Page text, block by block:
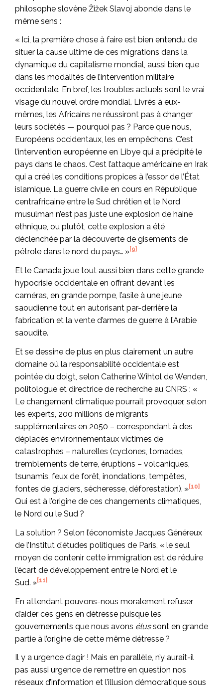
philosophe slovène Žižek Slavoj abonde dans le
même sens :
« Ici, la première chose à faire est bien entendu de
situer la cause ultime de ces migrations dans la
dynamique du capitalisme mondial, aussi bien que
dans les modalités de l’intervention militaire
occidentale. En bref, les troubles actuels sont le vrai
visage du nouvel ordre mondial. Livrés à eux-
mêmes, les Africains ne réussiront pas à changer
leurs sociétés — pourquoi pas ? Parce que nous,
Européens occidentaux, les en empêchons. C’est
l’intervention européenne en Libye qui a précipité le
pays dans le chaos. C’est l’attaque américaine en Irak
qui a créé les conditions propices à l’essor de l’État
islamique. La guerre civile en cours en République
centrafricaine entre le Sud chrétien et le Nord
musulman n’est pas juste une explosion de haine
ethnique, ou plutôt, cette explosion a été
déclenchée par la découverte de gisements de
pétrole dans le nord du pays… »[9]
Et le Canada joue tout aussi bien dans cette grande
hypocrisie occidentale en offrant devant les
caméras, en grande pompe, l’asile à une jeune
saoudienne tout en autorisant par-derrière la
fabrication et la vente d’armes de guerre à l’Arabie
saoudite.
Et se dessine de plus en plus clairement un autre
domaine où la responsabilité occidentale est
pointée du doigt, selon Catherine Wihtol de Wenden,
politologue et directrice de recherche au CNRS : «
Le changement climatique pourrait provoquer, selon
les experts, 200 millions de migrants
supplémentaires en 2050 – correspondant à des
déplacés environnementaux victimes de
catastrophes – naturelles (cyclones, tornades,
tremblements de terre, éruptions – volcaniques,
tsunamis, feux de forêt, inondations, tempêtes,
fontes de glaciers, sécheresse, déforestation). »[10]
Qui est à l’origine de ces changements climatiques,
le Nord ou le Sud ?
La solution ? Selon l’économiste Jacques Généreux
de l’Institut d’études politiques de Paris, « le seul
moyen de contenir cette immigration est de réduire
l’écart de développement entre le Nord et le
Sud. »[11]
En attendant pouvons-nous moralement refuser
d’aider ces gens en détresse puisque les
gouvernements que nous avons élussont en grande
partie à l’origine de cette même détresse ?
Il y a urgence d’agir ! Mais en parallèle, n’y aurait-il
pas aussi urgence de remettre en question nos
réseaux d’information et l’illusion démocratique sous